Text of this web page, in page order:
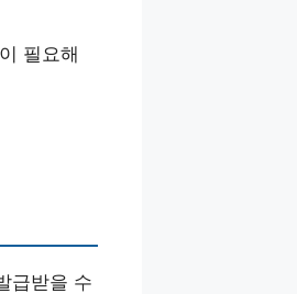
필요해
급받을 수